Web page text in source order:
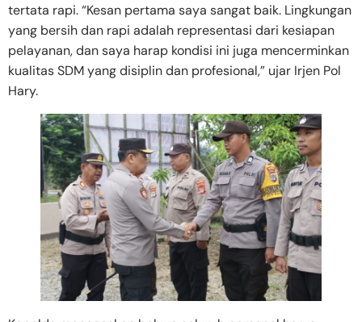
tertata rapi. “Kesan pertama saya sangat baik. Lingkungan
yang bersih dan rapi adalah representasi dari kesiapan
pelayanan, dan saya harap kondisi ini juga mencerminkan
kualitas SDM yang disiplin dan profesional,” ujar Irjen Pol
Hary.